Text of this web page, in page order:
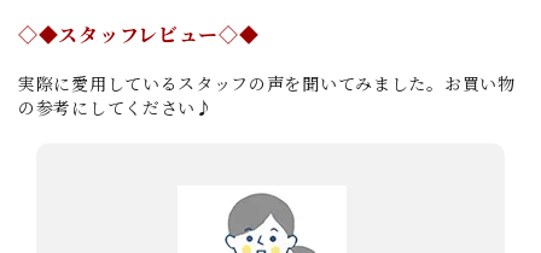
◇◆スタッフレビュー◇◆
実際に愛用しているスタッフの声を聞いてみました。お買い物
の参考にしてください♪